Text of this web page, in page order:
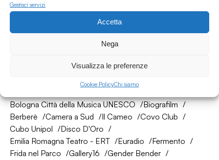
Gestisci servizi
Accetta
Nega
Visualizza le preferenze
Cookie PolicyChi siamo
CF: 03691751204
Bologna Città della Musica UNESCO
Biografilm
Berberè
Camera a Sud Il Cameo
Covo Club
Cubo Unipol
Disco D'Oro
Emilia Romagna Teatro - ERT
Euradio
Fermento
Frida nel Parco
Gallery16
Gender Bender